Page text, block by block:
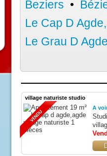
Beziers •
Le Cap D
Le Grau D
village naturiste studio